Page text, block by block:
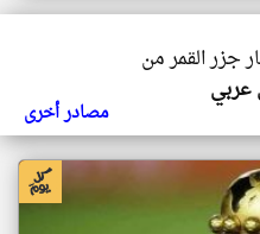
جزر القمر من
مصادر أخرى